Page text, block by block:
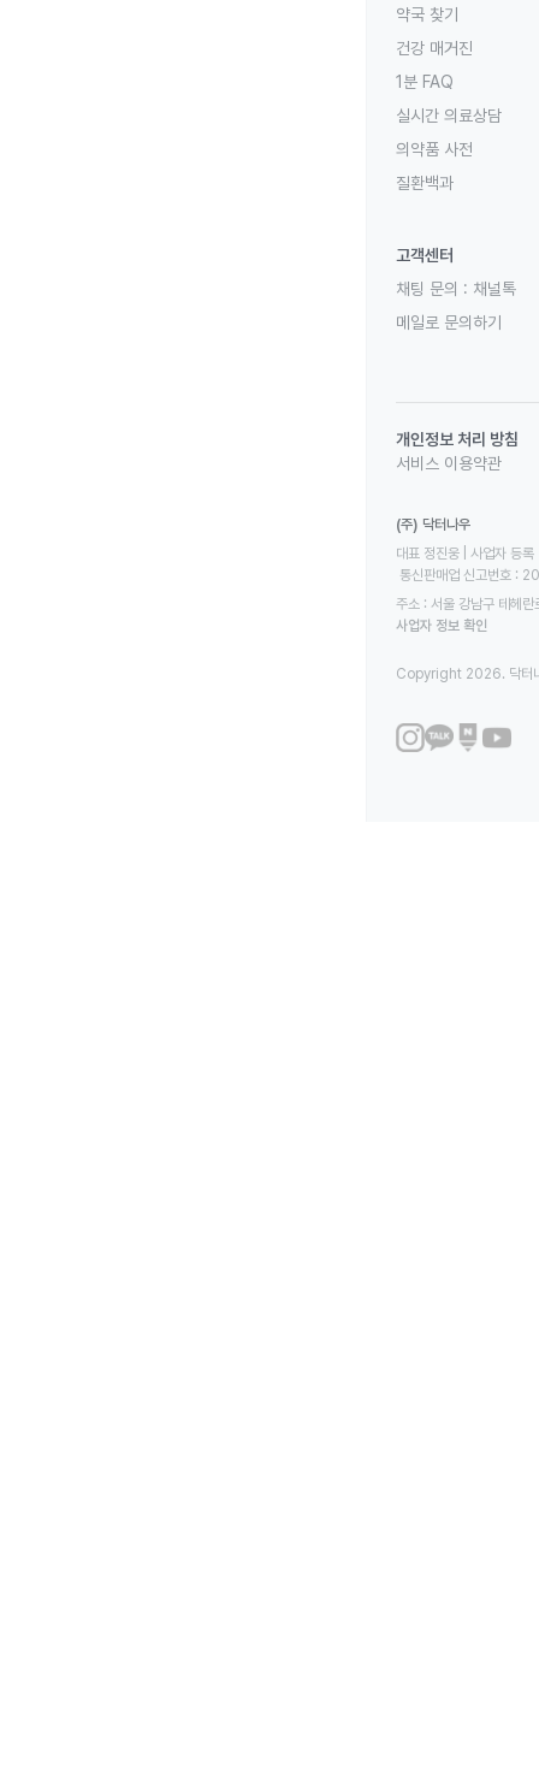
약국 찾기
건강 매거진
1분 FAQ
실시간 의료상담
의약품 사전
질환백과
고객센터
채팅 문의 : 채널톡
메일로 문의하기
개인정보 처리 방침
서비스 이용약관
(주) 닥터나우
대표 정진웅 | 사업자
통신판매업 신고번호
주소 : 서울 강남구 테헤
사업자 정보 확인
Copyright 2026. 닥터